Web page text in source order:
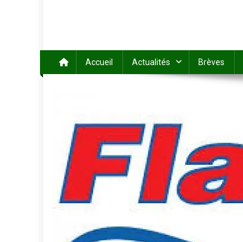
Accueil Actualités Brèves